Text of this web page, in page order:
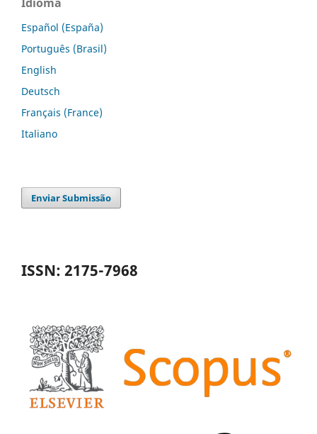
Español (España)
Português (Brasil)
English
Deutsch
Français (France)
Italiano
Enviar Submissão
ISSN: 2175-7968